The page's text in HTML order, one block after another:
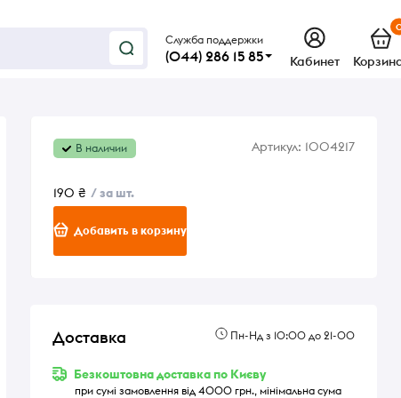
Служба поддержки
(044) 286 15 85 Кабинет
В наличии Артикул: 1004217
190 ₴ / за шт.
Добавить в корзину
Доставка Пн-Нд з 10:00 до 21-00
Безкоштовна доставка по Києву
при сумі замовлення від 4000 грн., мінімальна сума